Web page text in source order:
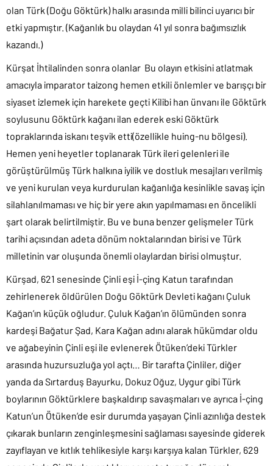
olan Türk (Doğu Göktürk) halkı arasında milli bilinci uyarıcı bir
etki yapmıştır. (Kağanlık bu olaydan 41 yıl sonra bağımsızlık
kazandı.)
Kürşat İhtilalinden sonra olanlar Bu olayın etkisini atlatmak
amacıyla imparator taizong hemen etkili önlemler ve barışçı bir
siyaset izlemek için harekete geçti Kilibi han ünvanı ile Göktürk
soylusunu Göktürk kağanı ilan ederek eski Göktürk
topraklarında iskanı teşvik etti(özellikle huing-nu bölgesi).
Hemen yeni heyetler toplanarak Türk ileri gelenleri ile
görüştürülmüş Türk halkına iyilik ve dostluk mesajları verilmiş
ve yeni kurulan veya kurdurulan kağanlığa kesinlikle savaş için
silahlanılmaması ve hiç bir yere akın yapılmaması en öncelikli
şart olarak belirtilmiştir. Bu ve buna benzer gelişmeler Türk
tarihi açısından adeta dönüm noktalarından birisi ve Türk
milletinin var oluşunda önemli olaylardan birisi olmuştur.
Kürşad, 621 senesinde Çinli eşi İ-çing Katun tarafından
zehirlenerek öldürülen Doğu Göktürk Devleti kağanı Çuluk
Kağan’ın küçük oğludur. Çuluk Kağan’ın ölümünden sonra
kardeşi Bağatur Şad, Kara Kağan adını alarak hükümdar oldu
ve ağabeyinin Çinli eşi ile evlenerek Ötüken’deki Türkler
arasında huzursuzluğa yol açtı… Bir tarafta Çinliler, diğer
yanda da Sırtarduş Bayurku, Dokuz Oğuz, Uygur gibi Türk
boylarının Göktürklere başkaldırıp savaşmaları ve ayrıca İ-çing
Katun’un Ötüken’de esir durumda yaşayan Çinli azınlığa destek
çıkarak bunların zenginleşmesini sağlaması sayesinde giderek
zayıflayan ve kıtlık tehlikesiyle karşı karşıya kalan Türkler, 629